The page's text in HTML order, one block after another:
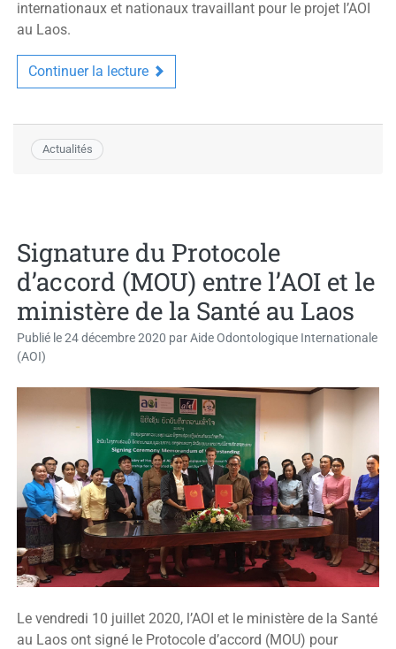
internationaux et nationaux travaillant pour le projet l’AOI
au Laos.
Continuer la lecture
Actualités
Signature du Protocole
d’accord (MOU) entre l’AOI et le
ministère de la Santé au Laos
Publié le24 décembre 2020 parAide Odontologique Internationale
(AOI)
Le vendredi 10 juillet 2020, l’AOI et le ministère de la Santé
au Laos ont signé le Protocole d’accord (MOU) pour